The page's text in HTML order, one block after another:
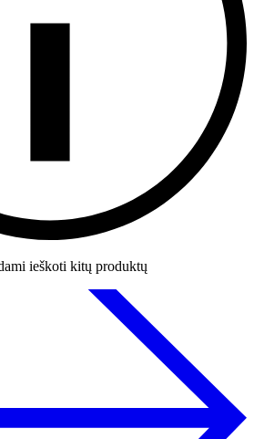
ieškoti kitų produktų